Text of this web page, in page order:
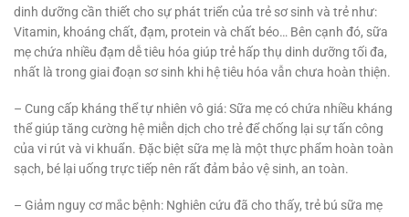
dinh dưỡng cần thiết cho sự phát triển của trẻ sơ sinh và trẻ như:
Vitamin, khoáng chất, đạm, protein và chất béo… Bên cạnh đó, sữa
mẹ chứa nhiều đạm dễ tiêu hóa giúp trẻ hấp thụ dinh dưỡng tối đa,
nhất là trong giai đoạn sơ sinh khi hệ tiêu hóa vẫn chưa hoàn thiện.
– Cung cấp kháng thể tự nhiên vô giá: Sữa mẹ có chứa nhiều kháng
thể giúp tăng cường hệ miễn dịch cho trẻ để chống lại sự tấn công
của vi rút và vi khuẩn. Đặc biệt sữa mẹ là một thực phẩm hoàn toàn
sạch, bé lại uống trực tiếp nên rất đảm bảo vệ sinh, an toàn.
– Giảm nguy cơ mắc bệnh: Nghiên cứu đã cho thấy, trẻ bú sữa mẹ